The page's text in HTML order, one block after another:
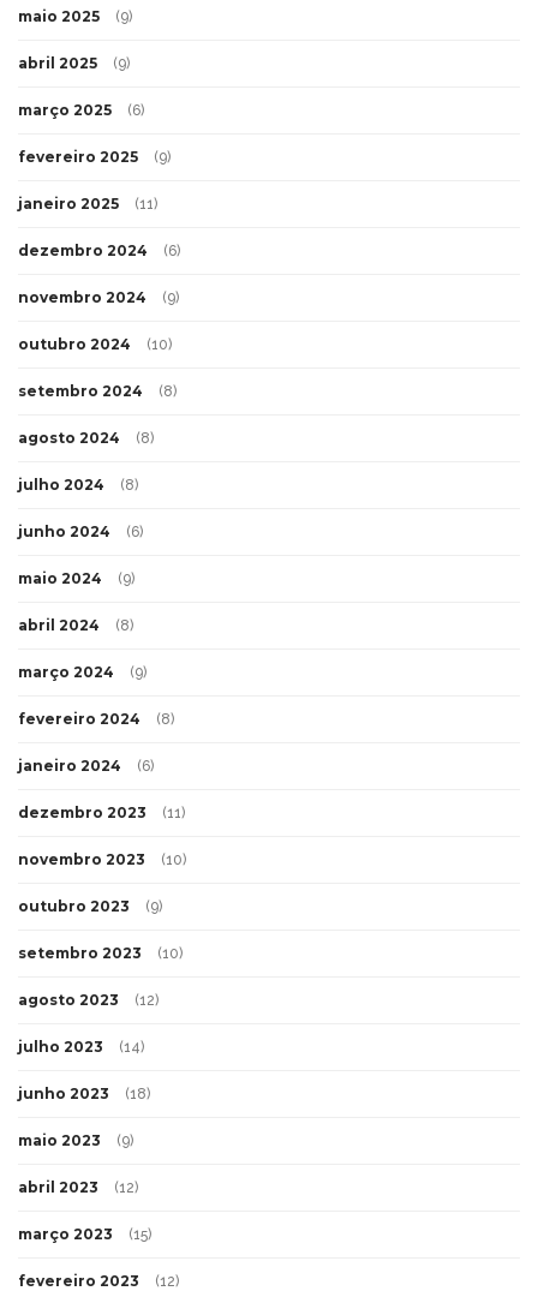
maio 2025 (9)
abril 2025 (9)
março 2025 (6)
fevereiro 2025 (9)
janeiro 2025 (11)
dezembro 2024 (6)
novembro 2024 (9)
outubro 2024 (10)
setembro 2024 (8)
agosto 2024 (8)
julho 2024 (8)
junho 2024 (6)
maio 2024 (9)
abril 2024 (8)
março 2024 (9)
fevereiro 2024 (8)
janeiro 2024 (6)
dezembro 2023 (11)
novembro 2023 (10)
outubro 2023 (9)
setembro 2023 (10)
agosto 2023 (12)
julho 2023 (14)
junho 2023 (18)
maio 2023 (9)
abril 2023 (12)
março 2023 (15)
fevereiro 2023 (12)